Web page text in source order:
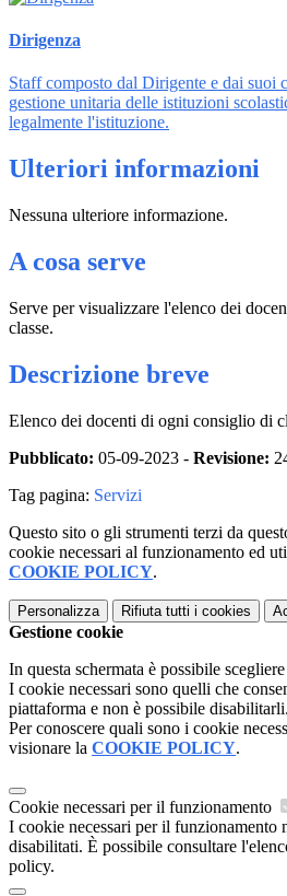
Dirigenza
Staff composto dal Dirigente e dai suoi
gestione unitaria delle istituzioni
legalmente l'istituzione.
Ulteriori informazioni
Nessuna ulteriore informazione.
A cosa serve
Serve per visualizzare l'elenco dei
classe.
Descrizione breve
Elenco dei docenti di ogni consiglio di
Pubblicato: 05-09-2023 - Revisione:
Tag pagina: Servizi
Questo sito o gli strumenti terzi da
cookie necessari al funzionamento ed
COOKIE POLICY.
Personalizza Rifiuta tutti i cookies
Gestione cookie
In questa schermata è possibile
I cookie necessari sono quelli che
piattaforma e non è possibile disabilitarli.
Per conoscere quali sono i cookie
visionare la COOKIE POLICY.
Cookie necessari per il funzionamento
I cookie necessari per il funzionamento
disabilitati. È possibile consultare
policy.